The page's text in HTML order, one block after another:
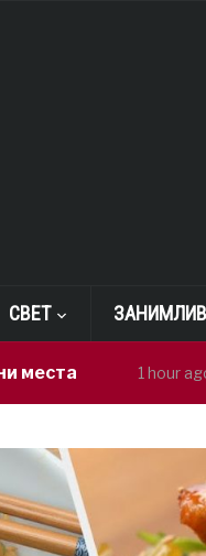
СВЕТ
1 hour ago